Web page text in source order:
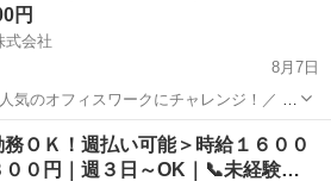
円
式会社
8月7日
気のオフィスワークにチャレンジ！／ ＼
払い可能！／ ＼週3日から勤務OK！最短
カスタマー
務ＯＫ！週払い可能＞時給１６００
００円｜週３日～OK｜📞未経験…